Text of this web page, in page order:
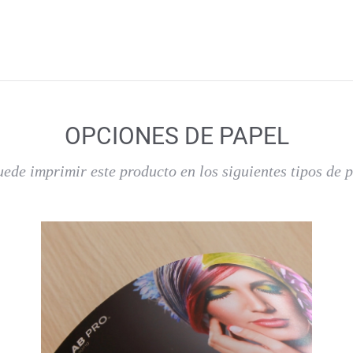
OPCIONES DE PAPEL
imprimir este producto en los siguientes tipos de